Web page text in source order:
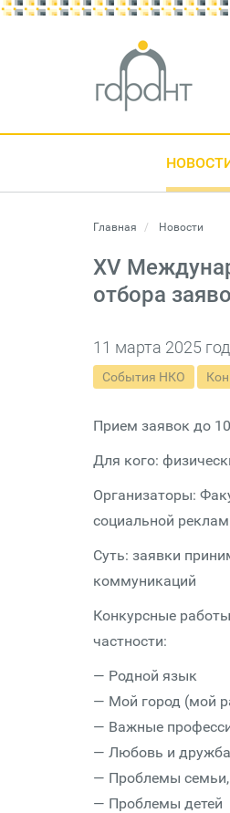
Главная Новости
XV
отбора
11 марта 2025
События НКО
Прием заявок до
Для кого:
Организаторы:
социальной
Суть: заявки
коммуникаций
Конкурсные
частности:
— Родной язык
— Мой город (мой
— Важные
— Любовь и дружба
— Проблемы
— Проблемы детей